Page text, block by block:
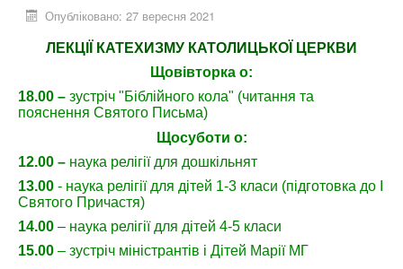
Опубліковано: 27 вересня 2021
ЛЕКЦІЇ КАТЕХИЗМУ КАТОЛИЦЬКОЇ ЦЕРКВИ
Щовівторка о:
18.00 – зустріч "Біблійного кола" (читання та
пояснення Святого Письма)
Щосуботи о:
12.00 – наука релігії для дошкільнят
13.00 - наука релігії для дітей 1-3 класи (підготовка до І
Святого Причастя)
14.00 – наука релігії для дітей 4-5 класи
15.00 – зустріч міністрантів і Дітей Марії МГ